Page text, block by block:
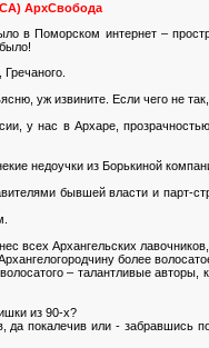
АрхСвобода
в Поморском интернет –
уж извините. Если чего не так,
у нас в Архаре,
недоучки из Борькиной
бывшей власти и парт-
всех Архангельских
более
– талантливые
из 90-х?
покалечив или - забравшись